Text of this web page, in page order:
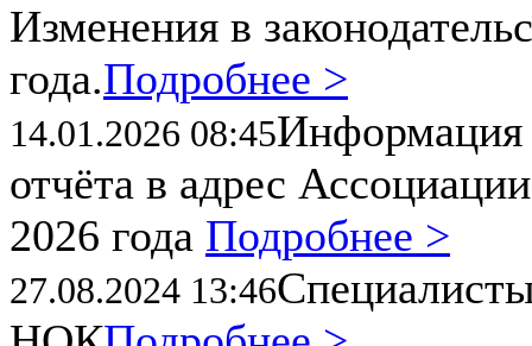
Изменения в
года.Подробнее >
14.01.2026 08:45Информация
отчёта в адрес
2026 года Подробнее >
27.08.2024 13:46